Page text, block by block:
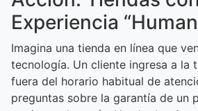
Experiencia
Imagina una tienda en línea que
tecnología. Un cliente ingresa a la
fuera del horario habitual de
preguntas sobre la garantía de un